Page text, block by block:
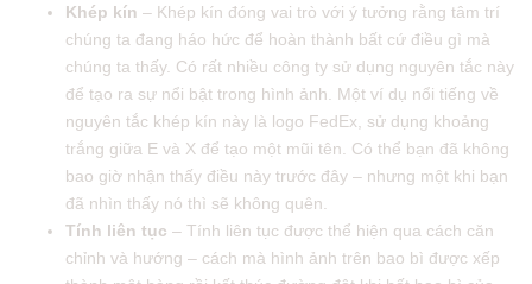
Khép kín – Khép kín đóng vai trò với ý tưởng rằng tâm trí
chúng ta đang háo hức để hoàn thành bất cứ điều gì mà
chúng ta thấy. Có rất nhiều công ty sử dụng nguyên tắc này
để tạo ra sự nổi bật trong hình ảnh. Một ví dụ nổi tiếng về
nguyên tắc khép kín này là logo FedEx, sử dụng khoảng
trắng giữa E và X để tạo một mũi tên. Có thể bạn đã không
bao giờ nhận thấy điều này trước đây – nhưng một khi bạn
đã nhìn thấy nó thì sẽ không quên.
Tính liên tục – Tính liên tục được thể hiện qua cách căn
chỉnh và hướng – cách mà hình ảnh trên bao bì được xếp